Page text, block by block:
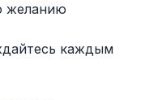
желанию
каждым